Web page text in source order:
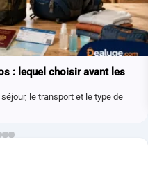
: lequel choisir avant les
le transport et le type de